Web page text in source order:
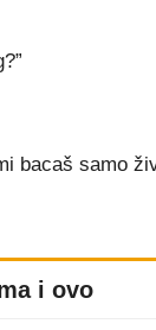
bacaš samo
i ovo